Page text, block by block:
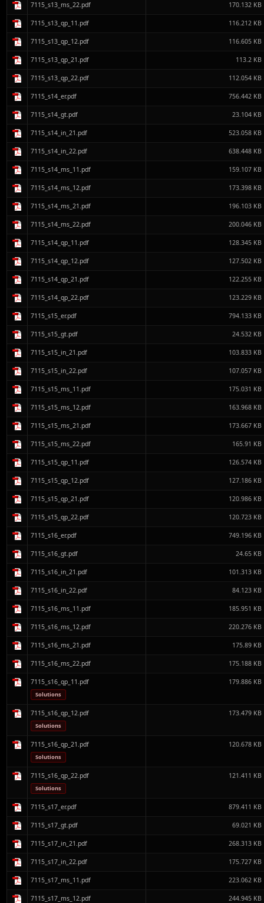
7115_s13_ms_22.pdf 170.132 KB
7115_s13_qp_11.pdf 116.212 KB
7115_s13_qp_12.pdf 116.605 KB
7115_s13_qp_21.pdf 113.2 KB
7115_s13_qp_22.pdf 112.054 KB
7115_s14_er.pdf 756.442 KB
7115_s14_gt.pdf 23.104 KB
7115_s14_in_21.pdf 523.058 KB
7115_s14_in_22.pdf 638.448 KB
7115_s14_ms_11.pdf 159.107 KB
7115_s14_ms_12.pdf 173.398 KB
7115_s14_ms_21.pdf 196.103 KB
7115_s14_ms_22.pdf 200.046 KB
7115_s14_qp_11.pdf 128.345 KB
7115_s14_qp_12.pdf 127.502 KB
7115_s14_qp_21.pdf 122.255 KB
7115_s14_qp_22.pdf 123.229 KB
7115_s15_er.pdf 794.133 KB
7115_s15_gt.pdf 24.532 KB
7115_s15_in_21.pdf 103.833 KB
7115_s15_in_22.pdf 107.057 KB
7115_s15_ms_11.pdf 175.031 KB
7115_s15_ms_12.pdf 163.968 KB
7115_s15_ms_21.pdf 173.667 KB
7115_s15_ms_22.pdf 165.91 KB
7115_s15_qp_11.pdf 126.574 KB
7115_s15_qp_12.pdf 127.186 KB
7115_s15_qp_21.pdf 120.986 KB
7115_s15_qp_22.pdf 120.723 KB
7115_s16_er.pdf 749.196 KB
7115_s16_gt.pdf 24.65 KB
7115_s16_in_21.pdf 101.313 KB
7115_s16_in_22.pdf 84.123 KB
7115_s16_ms_11.pdf 185.951 KB
7115_s16_ms_12.pdf 220.276 KB
7115_s16_ms_21.pdf 175.89 KB
7115_s16_ms_22.pdf 175.188 KB
7115_s16_qp_11.pdf
Solutions
179.886 KB
7115_s16_qp_12.pdf
Solutions
173.479 KB
7115_s16_qp_21.pdf
Solutions
120.678 KB
7115_s16_qp_22.pdf
Solutions
121.411 KB
7115_s17_er.pdf 879.411 KB
7115_s17_gt.pdf 69.021 KB
7115_s17_in_21.pdf 268.313 KB
7115_s17_in_22.pdf 175.727 KB
7115_s17_ms_11.pdf 223.062 KB
7115_s17_ms_12.pdf 244.945 KB